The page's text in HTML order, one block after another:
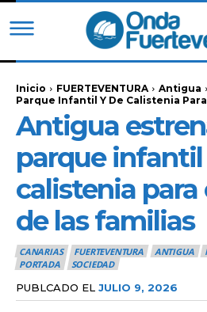
Inicio FUERTEVENTURA Antigua
Parque Infantil Y De Calistenia
Antigua
parque infantil
calistenia
de las familias
CANARIAS FUERTEVENTURA ANTIGUA
PORTADA
SOCIEDAD
PUBLCADO EL JULIO 9, 2026